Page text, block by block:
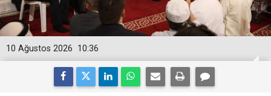
10:36
10 Ağustos 2026